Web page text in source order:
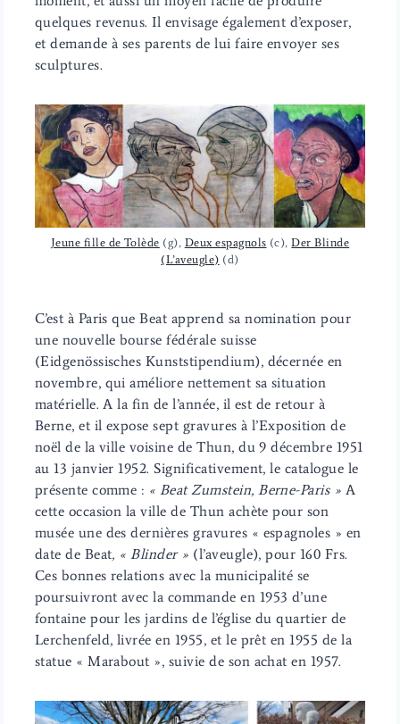
quelques revenus. Il envisage également d’exposer,
et demande à ses parents de lui faire envoyer ses
sculptures.
Jeune fille de Tolède (g), Deux espagnols (c),Der Blinde
(L’aveugle) (d)
C’est à Paris que Beat apprend sa nomination pour
une nouvelle bourse fédérale suisse
(Eidgenössisches Kunststipendium), décernée en
novembre, qui améliore nettement sa situation
matérielle. A la fin de l’année, il est de retour à
Berne, et il expose sept gravures à l’Exposition de
noël de la ville voisine de Thun, du 9 décembre 1951
au 13 janvier 1952. Significativement, le catalogue le
présente comme : « Beat Zumstein, Berne-Paris » A
cette occasion la ville de Thun achète pour son
musée une des dernières gravures « espagnoles » en
date de Beat, « Blinder » (l’aveugle), pour 160 Frs.
Ces bonnes relations avec la municipalité se
poursuivront avec la commande en 1953 d’une
fontaine pour les jardins de l’église du quartier de
Lerchenfeld, livrée en 1955, et le prêt en 1955 de la
statue « Marabout », suivie de son achat en 1957.